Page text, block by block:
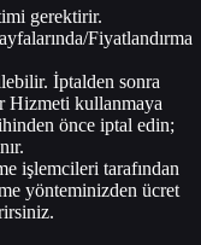
gerektirir.
Fiyatlandırma
İptalden sonra
Hizmeti kullanmaya
önce iptal edin;
işlemcileri tarafından
yönteminizden ücret